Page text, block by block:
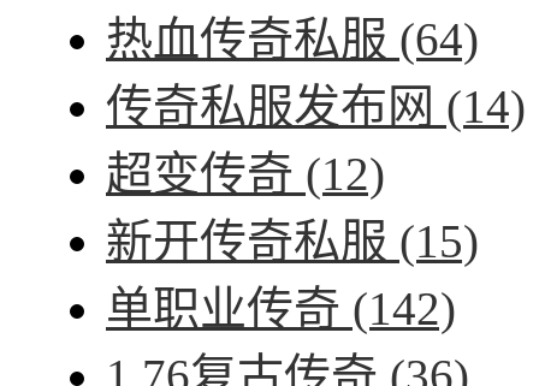
热血传奇私服 (64)
传奇私服发布网 (14)
超变传奇 (12)
新开传奇私服 (15)
单职业传奇 (142)